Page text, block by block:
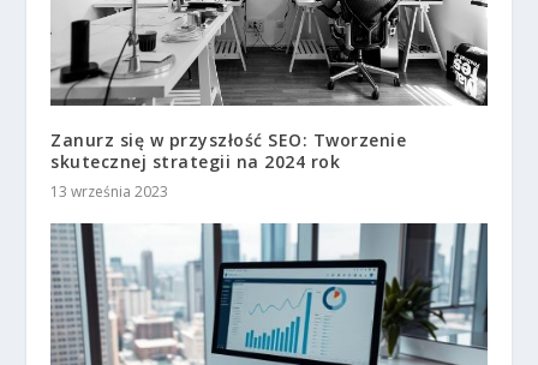
Zanurz się w przyszłość SEO: Tworzenie
skutecznej strategii na 2024 rok
13 września 2023